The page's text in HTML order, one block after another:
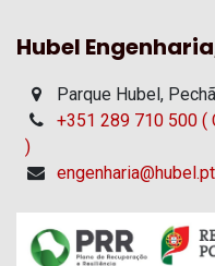
Hubel
Parque Hubel,
+351 289 710 500 (
)
engenharia@hubel.pt